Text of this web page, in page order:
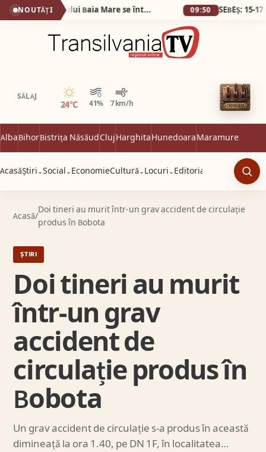
NOUTĂȚI (VIDEO) Veteranii Aeroclubului Baia Mare se întâlnesc sâmbătă 6 iunie 09:50
SĂLAJ
24°C 41% 7 km/h
Senin
AlbaBihorBistrița NăsăudClujHarghitaHunedoaraMaramureș
AcasăȘtiri ⌄Social ⌄ EconomieCultură ⌄ Locuri ⌄ Editorial
Acasă/
Doi tineri au murit într-un grav accident de circulație
produs în Bobota
ȘTIRI
Doi tineri au murit
într-un grav
accident de
circulație produs în
Bobota
Un grav accident de circulație s-a produs în această
dimineață la ora 1.40, pe DN 1F, în localitatea…